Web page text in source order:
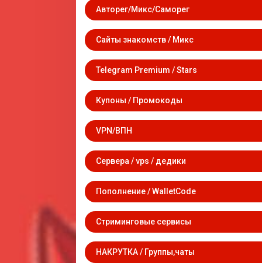
Авторег/Микс/Саморег
Сайты знакомств / Микс
Telegram Premium / Stars
Купоны / Промокоды
VPN/ВПН
Сервера / vps / дедики
Пополнение / WalletCode
Стриминговые сервисы
НАКРУТКА / Группы,чаты